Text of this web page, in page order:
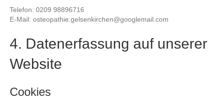
Telefon: 0209 98896716
E-Mail: osteopathie.gelsenkirchen@googlemail.com
4. Datenerfassung auf unserer
Website
Cookies